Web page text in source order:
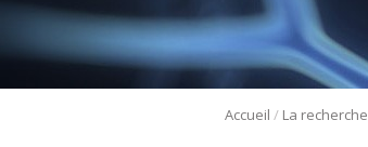
Accueil / La recherche